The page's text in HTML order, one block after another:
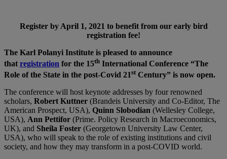
Register by April 1, 2021 to benefit from our early bird
registration fee!
The Karl Polanyi Institute is pleased to announce
that registration for the 15th International Conference “The
Role of the State in the post-Covid 21st Century” is now open.
The conference will host keynote addresses by four renowned
scholars, Robert Kuttner (Brandeis University and Co-Editor, The
American Prospect, USA), Quinn Slobodian (Wellesley College,
USA), Ann Pettifor (Prime. Policy Research in Macroeconomics,
UK), and Sheila Foster (Georgetown University Law Center,
USA), who will speak to the role of existing institutions and civil
society, and how they may transform in a post-COVID world.